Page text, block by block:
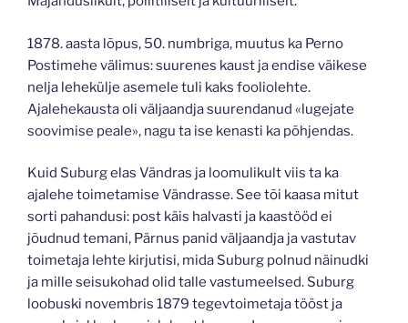
1878. aasta lõpus, 50. numbriga, muutus ka Perno
Postimehe välimus: suurenes kaust ja endise väikese
nelja lehekülje asemele tuli kaks fooliolehte.
Ajalehekausta oli väljaandja suurendanud «lugejate
soovimise peale», nagu ta ise kenasti ka põhjendas.
Kuid Suburg elas Vändras ja loomulikult viis ta ka
ajalehe toimetamise Vändrasse. See tõi kaasa mitut
sorti pahandusi: post käis halvasti ja kaastööd ei
jõudnud temani, Pärnus panid väljaandja ja vastutav
toimetaja lehte kirjutisi, mida Suburg polnud näinudki
ja mille seisukohad olid talle vastumeelsed. Suburg
loobuski novembris 1879 tegevtoimetaja tööst ja